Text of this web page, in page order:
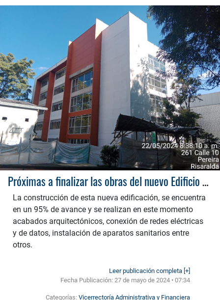
Próximas a finalizar las obras del nuevo Edificio de Ciencia, Tecnología y Educación
La construcción de esta nueva edificación, se encuentra
en un 95% de avance y se realizan en este momento
acabados arquitectónicos, conexión de redes eléctricas
y de datos, instalación de aparatos sanitarios entre
otros.
Leer publicación completa [+]
Fecha Publicación:27 de mayo de 2024 • 07:34
Categorías:Vicerrectoría Administrativa y Financiera